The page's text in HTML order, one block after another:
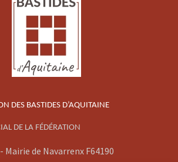
DES BASTIDES D’AQUITAINE
DE LA FÉDÉRATION
- Mairie de Navarrenx F64190